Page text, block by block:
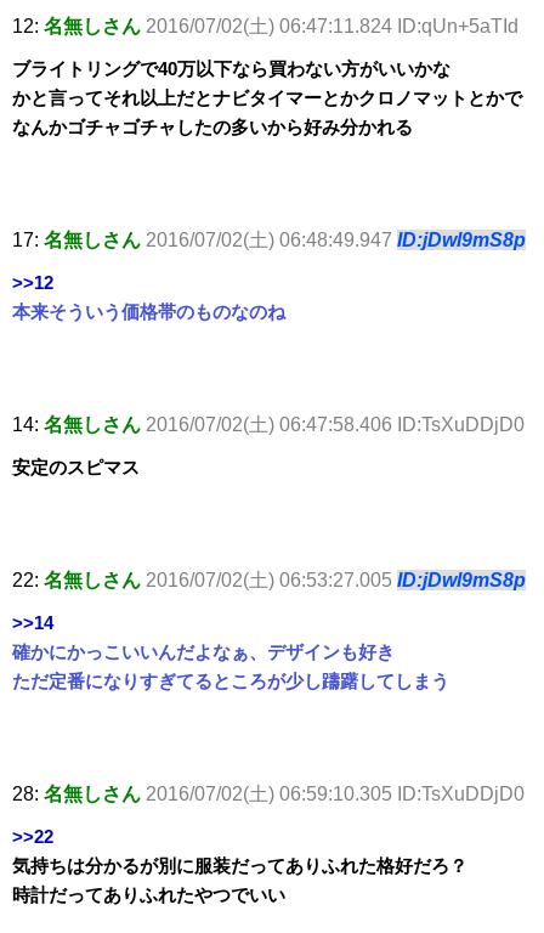
12: 名無しさん 2016/07/02(土) 06:47:11.824 ID:qUn+5aTId
ブライトリングで40万以下なら買わない方がいいかな
かと言ってそれ以上だとナビタイマーとかクロノマットとかで
なんかゴチャゴチャしたの多いから好み分かれる
17: 名無しさん 2016/07/02(土) 06:48:49.947 ID:jDwl9mS8p
>>12
本来そういう価格帯のものなのね
14: 名無しさん 2016/07/02(土) 06:47:58.406 ID:TsXuDDjD0
安定のスピマス
22: 名無しさん 2016/07/02(土) 06:53:27.005 ID:jDwl9mS8p
>>14
確かにかっこいいんだよなぁ、デザインも好き
ただ定番になりすぎてるところが少し躊躇してしまう
28: 名無しさん 2016/07/02(土) 06:59:10.305 ID:TsXuDDjD0
>>22
気持ちは分かるが別に服装だってありふれた格好だろ？
時計だってありふれたやつでいい